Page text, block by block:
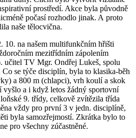
prostředí. Akce byla původně
počasí rozhodlo jinak. A proto
naše tělocvična.
10. na našem multifunkčním hřišti
mezitřídním zápolením
učitel TV Mgr. Ondřej Lukeš, spolu
Co se týče disciplín, byla to klasika-běh
a 800 m (chlapci), vrh koulí a skok
vyšlo a i když letos žádný sportovní
9. třídy, celkově zvítězila třída
vždy pro první 3 v jedn. disciplíně,
byla samozřejmostí. Zkrátka bylo to
pro všechny zúčastněné.